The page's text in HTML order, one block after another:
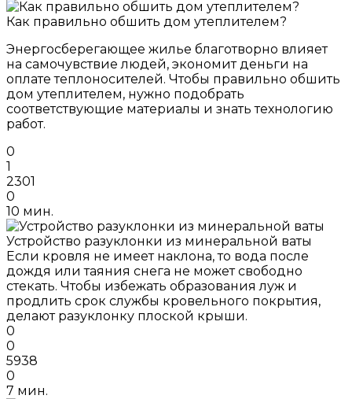
Как правильно обшить дом утеплителем?
Энергосберегающее жилье благотворно влияет
на самочувствие людей, экономит деньги на
оплате теплоносителей. Чтобы правильно обшить
дом утеплителем, нужно подобрать
соответствующие материалы и знать технологию
работ.
0
1
2301
0
10 мин.
Устройство разуклонки из минеральной ваты
Если кровля не имеет наклона, то вода после
дождя или таяния снега не может свободно
стекать. Чтобы избежать образования луж и
продлить срок службы кровельного покрытия,
делают разуклонку плоской крыши.
0
0
5938
0
7 мин.